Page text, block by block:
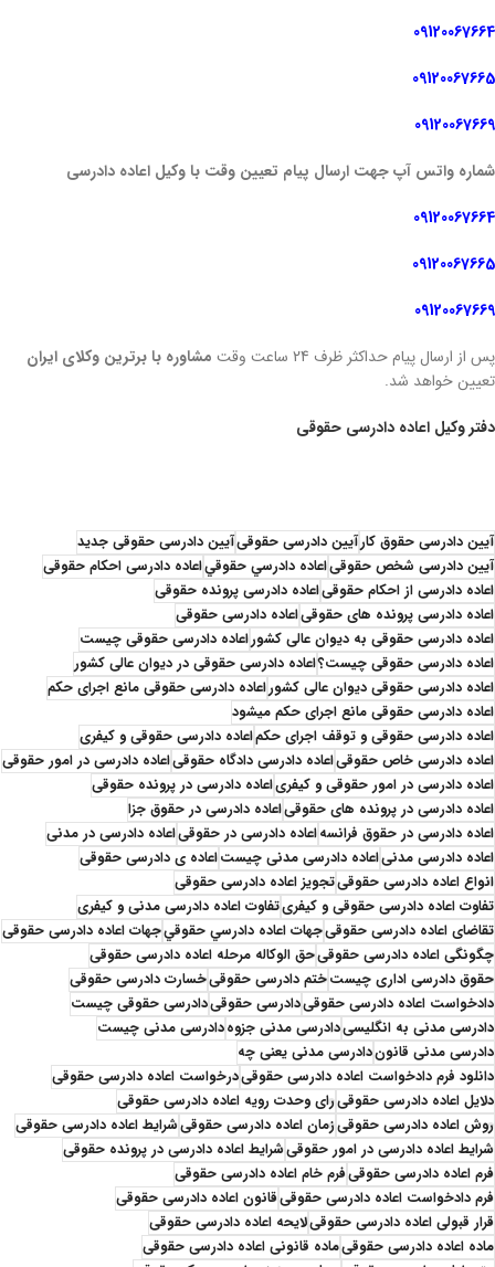
09120067664
09120067665
09120067669
شماره واتس آپ جهت ارسال پیام تعیین وقت با وکیل اعاده دادرسی
09120067664
09120067665
09120067669
پس از ارسال پیام حداکثر ظرف 24 ساعت وقت
مشاوره با برترین وکلای ایران
تعیین خواهد شد.
دفتر وکیل اعاده دادرسی حقوقی
آیین دادرسی حقوق کارآیین دادرسی حقوقیآیین دادرسی حقوقی جدید
آیین دادرسی شخص حقوقیاعاده دادرسي حقوقياعاده دادرسی احکام حقوقی
اعاده دادرسی از احکام حقوقیاعاده دادرسی پرونده حقوقی
اعاده دادرسی پرونده های حقوقیاعاده دادرسی حقوقی
اعاده دادرسی حقوقی به دیوان عالی کشوراعاده دادرسی حقوقی چیست
اعاده دادرسی حقوقی چیست؟اعاده دادرسی حقوقی در دیوان عالی کشور
اعاده دادرسی حقوقی دیوان عالی کشوراعاده دادرسی حقوقی مانع اجرای حکم
اعاده دادرسی حقوقی مانع اجرای حکم میشود
اعاده دادرسی حقوقی و توقف اجرای حکماعاده دادرسی حقوقی و کیفری
اعاده دادرسی خاص حقوقیاعاده دادرسی دادگاه حقوقیاعاده دادرسی در امور حقوقی
اعاده دادرسی در امور حقوقی و کیفریاعاده دادرسی در پرونده حقوقی
اعاده دادرسی در پرونده های حقوقیاعاده دادرسی در حقوق جزا
اعاده دادرسی در حقوق فرانسهاعاده دادرسی در حقوقیاعاده دادرسی در مدنی
اعاده دادرسی مدنیاعاده دادرسی مدنی چیستاعاده ی دادرسی حقوقی
انواع اعاده دادرسی حقوقیتجویز اعاده دادرسی حقوقی
تفاوت اعاده دادرسی حقوقی و کیفریتفاوت اعاده دادرسی مدنی و کیفری
تقاضای اعاده دادرسی حقوقیجهات اعاده دادرسي حقوقيجهات اعاده دادرسی حقوقی
چگونگی اعاده دادرسی حقوقیحق الوکاله مرحله اعاده دادرسی حقوقی
حقوق دادرسی اداری چیستختم دادرسی حقوقیخسارت دادرسی حقوقی
دادخواست اعاده دادرسی حقوقیدادرسی حقوقیدادرسی حقوقی چیست
دادرسی مدنی به انگلیسیدادرسی مدنی جزوهدادرسی مدنی چیست
دادرسی مدنی قانوندادرسی مدنی یعنی چه
دانلود فرم دادخواست اعاده دادرسی حقوقیدرخواست اعاده دادرسی حقوقی
دلایل اعاده دادرسی حقوقیرای وحدت رویه اعاده دادرسی حقوقی
روش اعاده دادرسی حقوقیزمان اعاده دادرسی حقوقیشرایط اعاده دادرسی حقوقی
شرایط اعاده دادرسی در امور حقوقیشرایط اعاده دادرسی در پرونده حقوقی
فرم اعاده دادرسی حقوقیفرم خام اعاده دادرسی حقوقی
فرم دادخواست اعاده دادرسی حقوقیقانون اعاده دادرسی حقوقی
قرار قبولی اعاده دادرسی حقوقیلایحه اعاده دادرسی حقوقی
ماده اعاده دادرسی حقوقیماده قانونی اعاده دادرسی حقوقی